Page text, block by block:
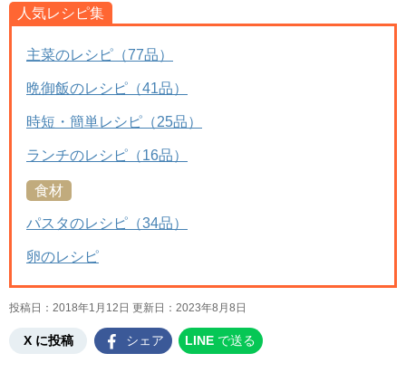
人気レシピ集
主菜のレシピ（77品）
晩御飯のレシピ（41品）
時短・簡単レシピ（25品）
ランチのレシピ（16品）
食材
パスタのレシピ（34品）
卵のレシピ
投稿日：2018年1月12日 更新日： 2023年8月8日
X に投稿 シェア LINE で送る